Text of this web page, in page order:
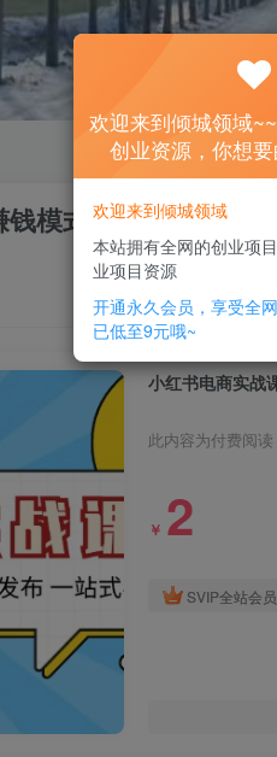
模式，再到笔记制
小红书电商实战
此内容为付费阅
￥ 2
SVIP全站会员
欢迎来到倾城领域
创业资源，你想
欢迎来到倾城领域
本站拥有全网的创业项
业项目资源
开通永久会员，享受全
已低至9元哦~